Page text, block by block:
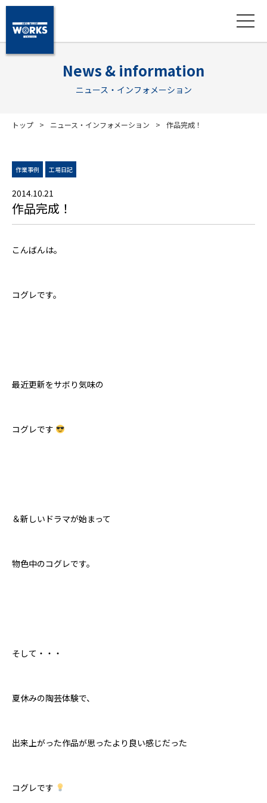
News & information
ニュース・インフォメーション
トップ ニュース・インフォメーション 作品完成！
作業事例 工場日記
2014.10.21
作品完成！
こんばんは。
コグレです。
最近更新をサボり気味の
コグレです
＆新しいドラマが始まって
物色中のコグレです。
そして・・・
夏休みの陶芸体験で、
出来上がった作品が思ったより良い感じだった
コグレです